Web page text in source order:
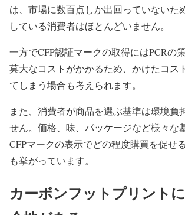
は、市場に数百点しか出回っていないた
している消費者はほとんどいません。
一方でCFP認証マークの取得にはPCRの
莫大なコストがかかるため、かけたコス
てしまう場合も考えられます。
また、消費者が商品を選ぶ基準は環境負
せん。価格、味、パッケージなど様々な
CFPマークの表示でどの程度購買を促せ
も挙がっています。
カーボンフットプリント